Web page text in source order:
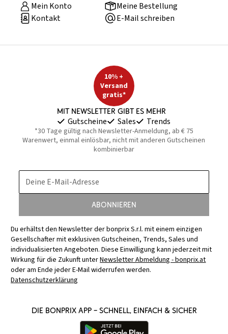
Mein Konto
Meine Bestellung
Kontakt
E-Mail schreiben
10% +
Versand
gratis*
Mit Newsletter gibt es mehr
Gutscheine Sales Trends
*30 Tage gültig nach Newsletter-Anmeldung, ab € 75
Warenwert, einmal einlösbar, nicht mit anderen Gutscheinen
kombinierbar
Deine E-Mail-Adresse
Abonnieren
Du erhältst den Newsletter der bonprix S.r.l. mit einem einzigen
Gesellschafter mit exklusiven Gutscheinen, Trends, Sales und
individualisierten Angeboten. Diese Einwilligung kann jederzeit mit
Wirkung für die Zukunft unterNewsletter Abmeldung - bonprix.at
oder am Ende jeder E-Mail widerrufen werden.
Datenschutzerklärung
Die bonprix App – schnell, einfach & sicher